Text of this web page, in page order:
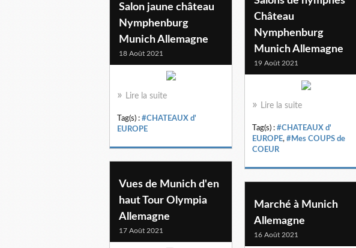
Château
Nymphenburg
Munich Allemagne
19 Août 2021
Lire la suite
Tag(s) : #CHATEAUX d'
EUROPE, #Mes COUPS de
COEUR
Salon jaune château
Nymphenburg
Munich Allemagne
18 Août 2021
Lire la suite
Tag(s) : #CHATEAUX d'
EUROPE
Vues de Munich d'en
haut Tour Olympia
Allemagne
17 Août 2021
Marché à Munich
Allemagne
16 Août 2021